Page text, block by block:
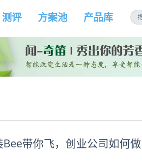
测评 方案池 产品库
Bee带你飞，创业公司如何做